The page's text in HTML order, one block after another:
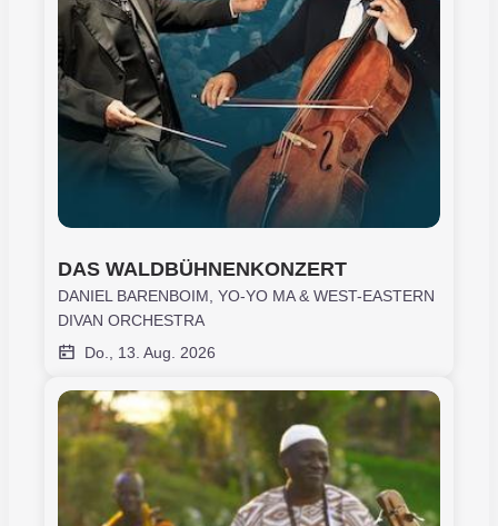
DAS WALDBÜHNENKONZERT
DANIEL BARENBOIM, YO-YO MA & WEST-EASTERN
DIVAN ORCHESTRA
Do., 13. Aug. 2026